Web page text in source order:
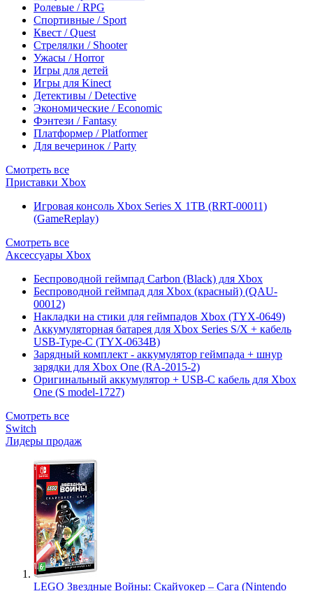
Ролевые / RPG
Спортивные / Sport
Квест / Quest
Стрелялки / Shooter
Ужасы / Horror
Игры для детей
Игры для Kinect
Детективы / Detective
Экономические / Economic
Фэнтези / Fantasy
Платформер / Platformer
Для вечеринок / Party
Смотреть все
Приставки Xbox
Игровая консоль Xbox Series X 1TB (RRT-00011)
(GameReplay)
Смотреть все
Аксессуары Xbox
Беспроводной геймпад Carbon (Black) для Xbox
Беспроводной геймпад для Xbox (красный) (QAU-
00012)
Накладки на стики для геймпадов Xbox (TYX-0649)
Аккумуляторная батарея для Xbox Series S/X + кабель
USB-Type-C (TYX-0634B)
Зарядный комплект - аккумулятор геймпада + шнур
зарядки для Xbox One (RA-2015-2)
Оригинальный аккумулятор + USB-C кабель для Xbox
One (S model-1727)
Смотреть все
Switch
Лидеры продаж
LEGO Звездные Войны: Скайуокер – Сага (Nintendo